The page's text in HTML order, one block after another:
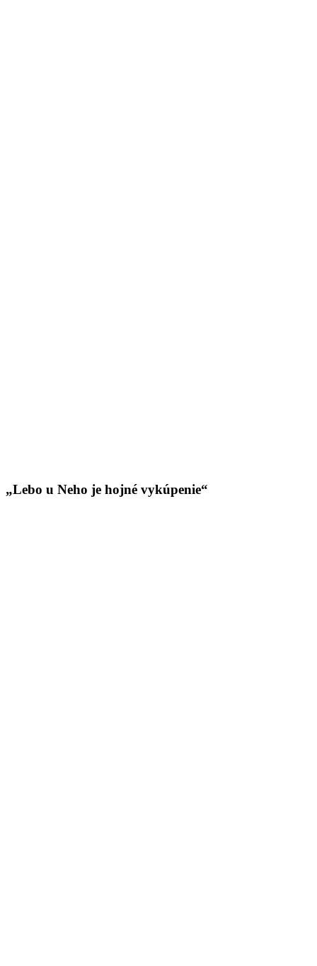
„Lebo u Neho je hojné vykúpenie“